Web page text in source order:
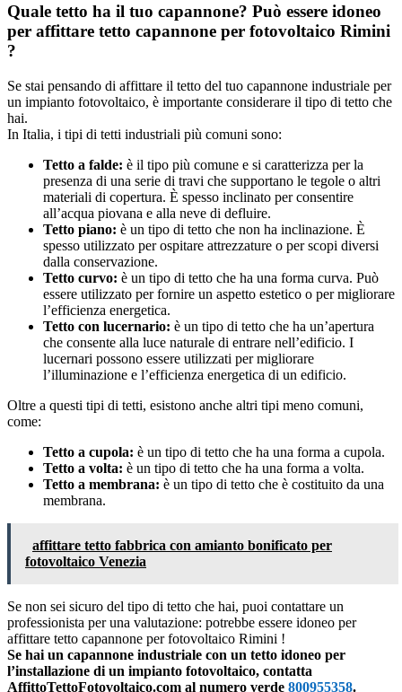
Quale tetto ha il tuo capannone? Può essere idoneo
per affittare tetto capannone per fotovoltaico Rimini
?
Se stai pensando di affittare il tetto del tuo capannone industriale per
un impianto fotovoltaico, è importante considerare il tipo di tetto che
hai.
In Italia, i tipi di tetti industriali più comuni sono:
Tetto a falde: è il tipo più comune e si caratterizza per la
presenza di una serie di travi che supportano le tegole o altri
materiali di copertura. È spesso inclinato per consentire
all’acqua piovana e alla neve di defluire.
Tetto piano: è un tipo di tetto che non ha inclinazione. È
spesso utilizzato per ospitare attrezzature o per scopi diversi
dalla conservazione.
Tetto curvo: è un tipo di tetto che ha una forma curva. Può
essere utilizzato per fornire un aspetto estetico o per migliorare
l’efficienza energetica.
Tetto con lucernario: è un tipo di tetto che ha un’apertura
che consente alla luce naturale di entrare nell’edificio. I
lucernari possono essere utilizzati per migliorare
l’illuminazione e l’efficienza energetica di un edificio.
Oltre a questi tipi di tetti, esistono anche altri tipi meno comuni,
come:
Tetto a cupola: è un tipo di tetto che ha una forma a cupola.
Tetto a volta: è un tipo di tetto che ha una forma a volta.
Tetto a membrana: è un tipo di tetto che è costituito da una
membrana.
affittare tetto fabbrica con amianto bonificato per
fotovoltaico Venezia
Se non sei sicuro del tipo di tetto che hai, puoi contattare un
professionista per una valutazione: potrebbe essere idoneo per
affittare tetto capannone per fotovoltaico Rimini !
Se hai un capannone industriale con un tetto idoneo per
l’installazione di un impianto fotovoltaico, contatta
AffittoTettoFotovoltaico.com al numero verde 800955358.